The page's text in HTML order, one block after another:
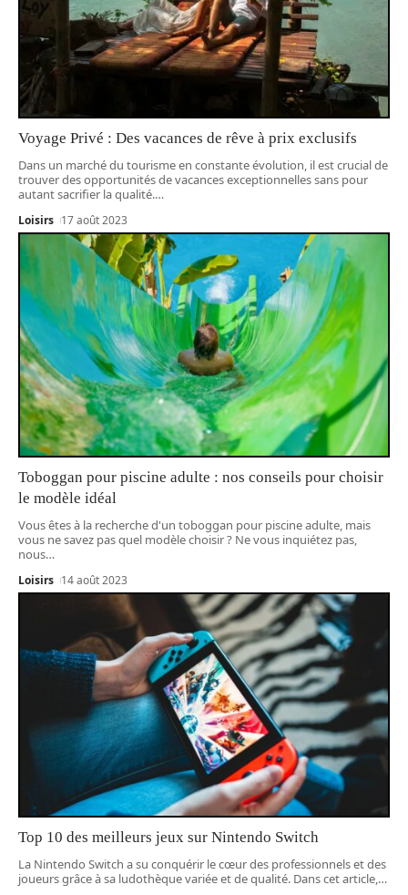
Voyage Privé : Des vacances de rêve à prix exclusifs
Dans un marché du tourisme en constante évolution, il est crucial de
trouver des opportunités de vacances exceptionnelles sans pour
autant sacrifier la qualité.…
Loisirs 17 août 2023
Toboggan pour piscine adulte : nos conseils pour choisir
le modèle idéal
Vous êtes à la recherche d'un toboggan pour piscine adulte, mais
vous ne savez pas quel modèle choisir ? Ne vous inquiétez pas,
nous…
Loisirs 14 août 2023
Top 10 des meilleurs jeux sur Nintendo Switch
La Nintendo Switch a su conquérir le cœur des professionnels et des
joueurs grâce à sa ludothèque variée et de qualité. Dans cet article, …